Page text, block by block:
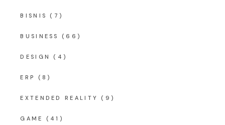
BISNIS (7)
BUSINESS (66)
DESIGN (4)
ERP (8)
EXTENDED REALITY (9)
GAME (41)